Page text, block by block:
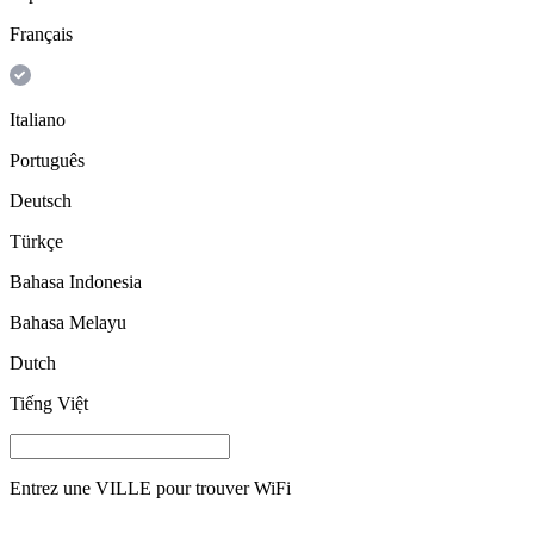
Français
Italiano
Português
Deutsch
Türkçe
Bahasa Indonesia
Bahasa Melayu
Dutch
Tiếng Việt
Entrez une VILLE pour trouver WiFi